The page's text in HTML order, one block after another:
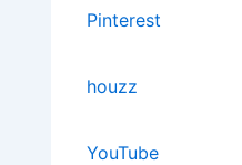
Pinterest
houzz
YouTube